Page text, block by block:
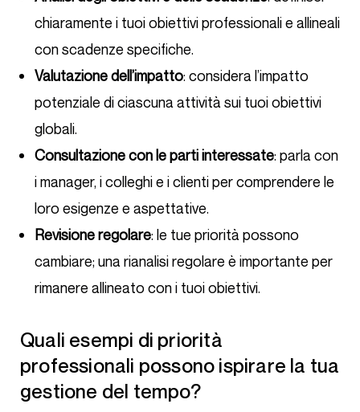
chiaramente i tuoi obiettivi professionali e allineali
con scadenze specifiche.
Valutazione dell’impatto: considera l’impatto
potenziale di ciascuna attività sui tuoi obiettivi
globali.
Consultazione con le parti interessate: parla con
i manager, i colleghi e i clienti per comprendere le
loro esigenze e aspettative.
Revisione regolare: le tue priorità possono
cambiare; una rianalisi regolare è importante per
rimanere allineato con i tuoi obiettivi.
Quali esempi di priorità
professionali possono ispirare la tua
gestione del tempo?